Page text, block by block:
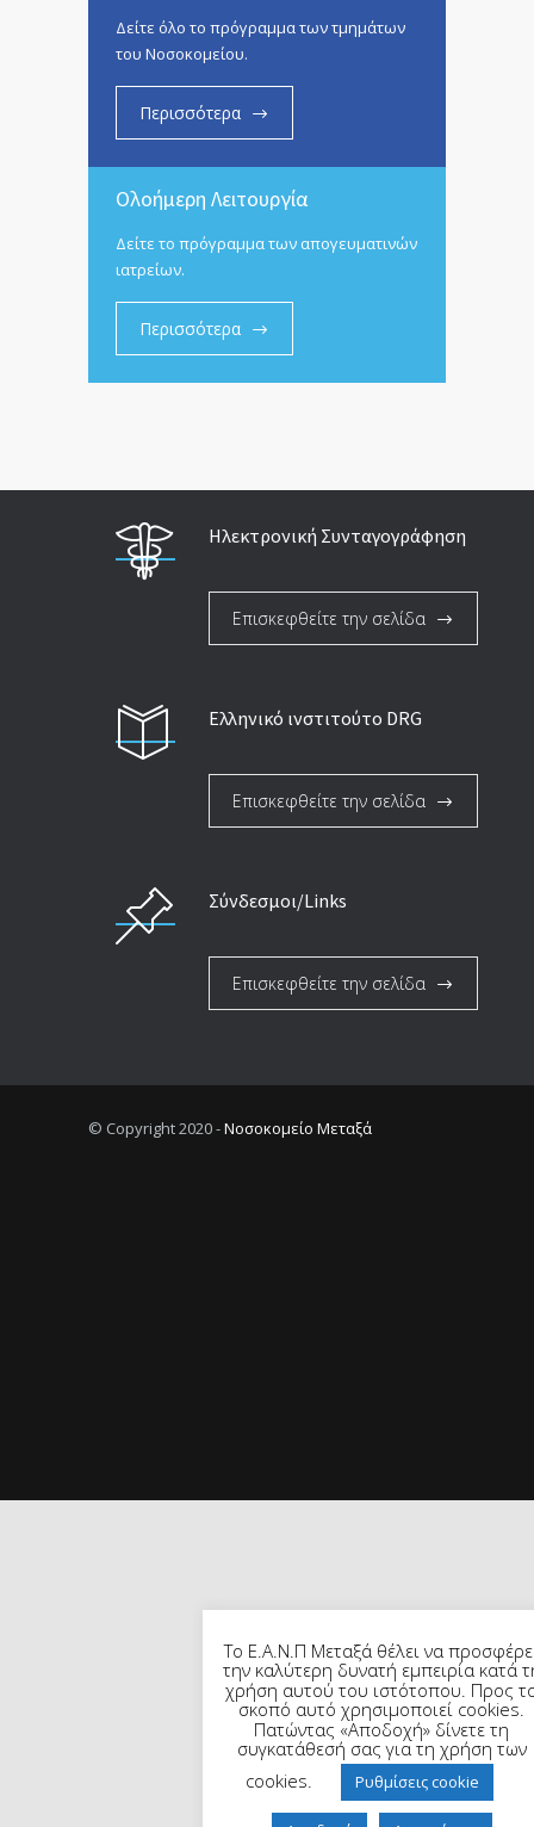
Δείτε όλο το πρόγραμμα των τμημάτων
του Νοσοκομείου.
Περισσότερα
Ολοήμερη Λειτουργία
Δείτε το πρόγραμμα των απογευματινών
ιατρείων.
Περισσότερα
Ηλεκτρονική Συνταγογράφηση
Επισκεφθείτε την σελίδα
Ελληνικό ινστιτούτο DRG
Επισκεφθείτε την σελίδα
Σύνδεσμοι/Links
Επισκεφθείτε την σελίδα
© Copyright 2020 -Νοσοκομείο Μεταξά
Το Ε.Α.Ν.Π Μεταξά θέλει να
την καλύτερη δυνατή εμπειρία κατά
χρήση αυτού του ιστότοπου. Προς
σκοπό αυτό χρησιμοποιεί cookies.
Πατώντας «Αποδοχή» δίνετε τη
συγκατάθεσή σας για τη χρήση των
cookies.
Ρυθμίσεις cookie